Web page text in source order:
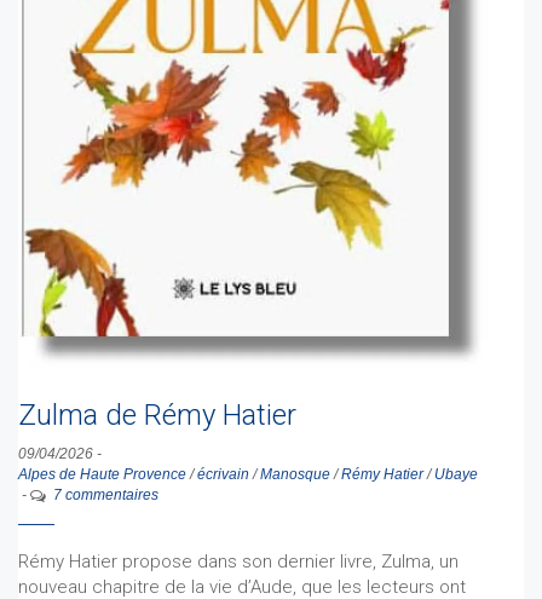
Zulma de Rémy Hatier
09/04/2026 -
Alpes de Haute Provence /écrivain /Manosque /Rémy Hatier/ Ubaye
-
7 commentaires
Rémy Hatier propose dans son dernier livre, Zulma, un
nouveau chapitre de la vie d’Aude, que les lecteurs ont